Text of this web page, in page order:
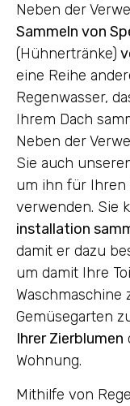
Neben der
Sammeln von
(Hühnertränke)
eine Reihe
Regenwasser,
Ihrem Dach
Neben der
Sie auch
um ihn für Ihren
verwenden. Sie
installation
damit er dazu
um damit Ihre
Gemüsegarten
Ihrer Zierblumen
Wohnung.
Mithilfe von